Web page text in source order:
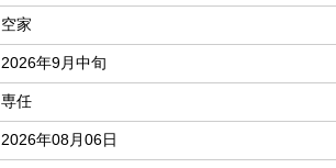
空家
2026年9月中旬
専任
2026年08月06日